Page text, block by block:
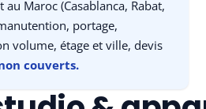
au Maroc (Casablanca, Rabat,
portage,
volume, étage et ville, devis
couverts.